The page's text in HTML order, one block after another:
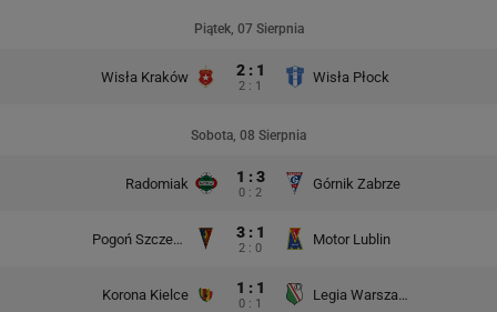
Piątek, 07 Sierpnia
Wisła Kraków 2 : 1
2 : 1
Wisła Płock
Sobota, 08 Sierpnia
Radomiak 1 : 3
0 : 2
Górnik Zabrze
Pogoń Szczecin 3 : 1
2 : 0
Motor Lublin
Korona Kielce 1 : 1
0 : 1
Legia Warszawa